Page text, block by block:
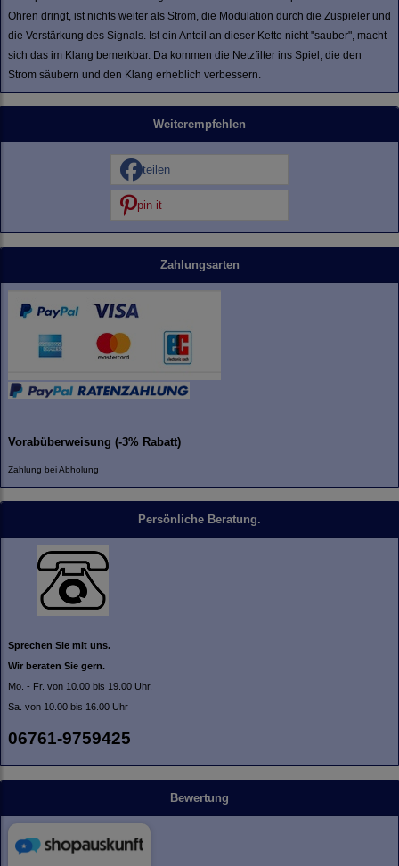
Ohren dringt, ist nichts weiter als Strom, die Modulation durch die Zuspieler und
die Verstärkung des Signals. Ist ein Anteil an dieser Kette nicht "sauber", macht
sich das im Klang bemerkbar. Da kommen die Netzfilter ins Spiel, die den
Strom säubern und den Klang erheblich verbessern.
Weiterempfehlen
teilen
pin it
Zahlungsarten
Vorabüberweisung (-3% Rabatt)
Zahlung bei Abholung
Persönliche Beratung.
Sprechen Sie mit uns.
Wir beraten Sie gern.
Mo. - Fr. von 10.00 bis 19.00 Uhr.
Sa. von 10.00 bis 16.00 Uhr
06761-9759425
Bewertung